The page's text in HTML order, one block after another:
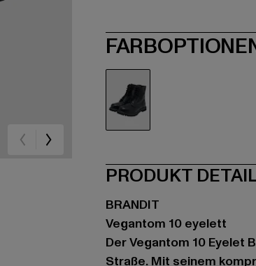
PRODUKT
BRANDIT
Vegantom 10 eyelett
Der Vegantom 10 Eyelet
Straße. Mit seinem